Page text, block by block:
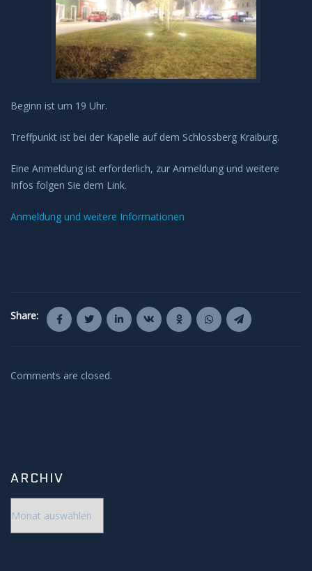
Beginn ist um 19 Uhr.
Treffpunkt ist bei der Kapelle auf dem Schlossberg Kraiburg.
Eine Anmeldung ist erforderlich, zur Anmeldung und weitere
Infos folgen Sie dem Link.
Anmeldung und weitere Informationen
Share:
Comments are closed.
ARCHIV